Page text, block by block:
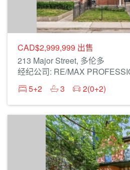
CAD$2,999,999 出售
213 Major Street, 多伦多
经纪公司: RE/MAX
5+2
3 2(0+2)